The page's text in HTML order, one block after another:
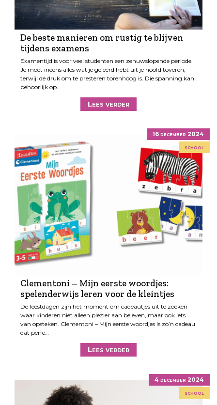
De beste manieren om rustig te blijven
tijdens examens
Examentijd is voor veel studenten een zenuwslopende periode.
Je moet ineens alles wat je geleerd hebt uit je hoofd toveren,
terwijl de druk om te presteren torenhoog is. Die spanning kan
behoorlijk op…
Lees verder
16 december 2024
school
Clementoni – Mijn eerste woordjes:
spelenderwijs leren voor de kleintjes
De feestdagen zijn hét moment om cadeautjes uit te zoeken
waar kinderen niet alleen plezier aan beleven, maar ook iets
van opsteken. Clementoni – Mijn eerste woordjes is zo’n cadeau
dat perfe…
Lees verder
4 december 2024
school